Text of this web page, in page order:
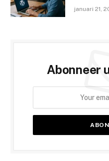
januari 21,
Abonneer